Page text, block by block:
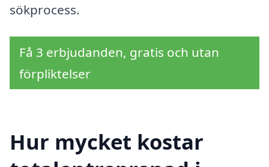
sökprocess.
Få 3 erbjudanden, gratis och utan
förpliktelser
Hur mycket kostar